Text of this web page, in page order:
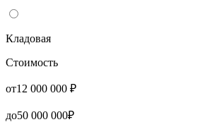
Кладовая
Стоимость
от12 000 000 ₽
до50 000 000₽